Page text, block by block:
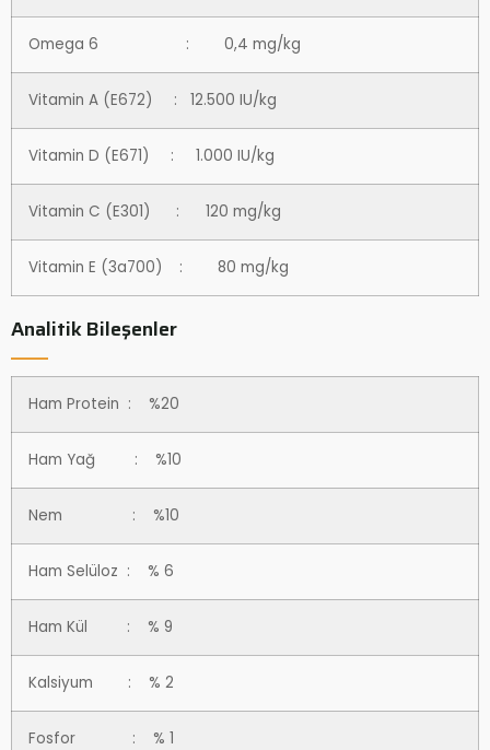
Omega 6 : 0,4 mg/kg
Vitamin A (E672) : 12.500 IU/kg
Vitamin D (E671) : 1.000 IU/kg
Vitamin C (E301) : 120 mg/kg
Vitamin E (3a700) : 80 mg/kg
Analitik Bileşenler
Ham Protein : %20
Ham Yağ : %10
Nem : %10
Ham Selüloz : % 6
Ham Kül : % 9
Kalsiyum : % 2
Fosfor : % 1